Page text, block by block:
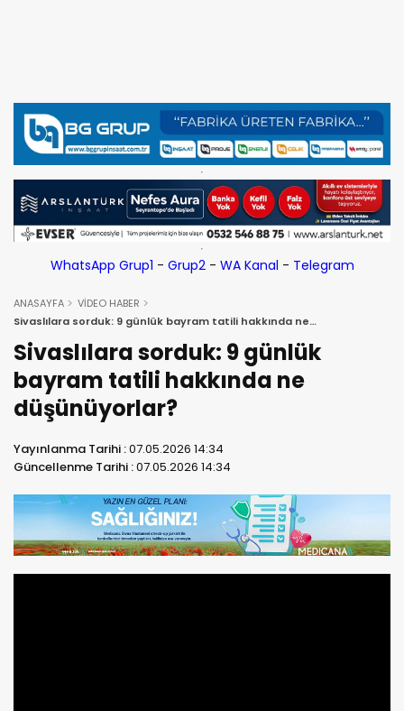
WhatsApp Grup1 - Grup2- WA Kanal - Telegram
ANASAYFA
VİDEO HABER
Sivaslılara sorduk: 9 günlük bayram tatili hakkında ne
düşünüyorlar?
Sivaslılara sorduk: 9 günlük
bayram tatili hakkında ne
düşünüyorlar?
Yayınlanma Tarihi :07.05.2026 14:34
Güncellenme Tarihi :07.05.2026 14:34